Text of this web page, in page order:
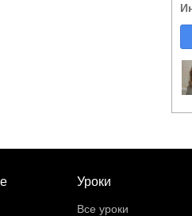
Уроки
Все уроки